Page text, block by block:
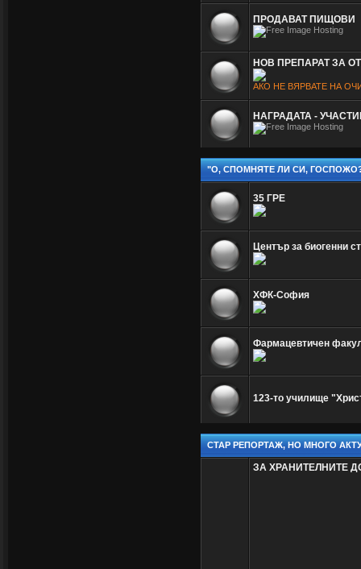
ПРОДАВАТ ПИЩОВИ
НОВ ПРЕПАРАТ ЗА
АКО НЕ ВЯРВАТЕ НА
НАГРАДАТА -
"О, СПОМНЯТЕ ЛИ СИ,
35 ГРЕ
Център за биогенни
ХФК-София
Фармацевтичен
123-то училище
СТАР РЕПОРТАЖ, НО МНОГО
ЗА ХРАНИТЕЛНИТЕ